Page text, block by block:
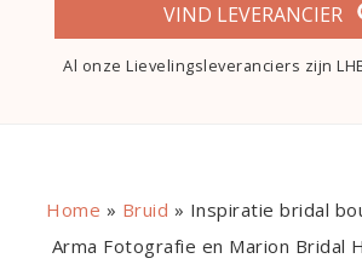
VIND LEVERANCIER
Al onze Lievelingsleveranciers zijn
Home » Bruid » Inspiratie bridal
Arma Fotografie en Marion Bridal